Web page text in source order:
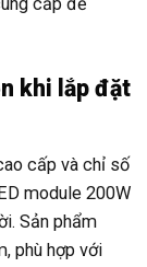
khi lắp đặt
cấp và chỉ số
module 200W
Sản phẩm
phù hợp với